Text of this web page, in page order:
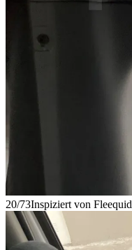
20/73Inspiziert von Fleequid